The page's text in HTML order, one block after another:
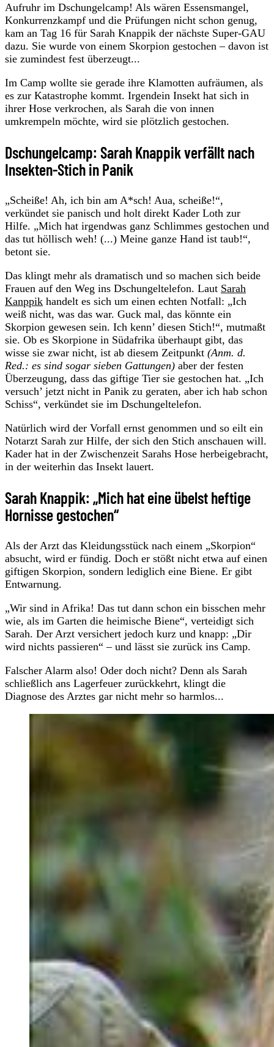
Aufruhr im Dschungelcamp! Als wären Essensmangel,
Konkurrenzkampf und die Prüfungen nicht schon genug,
kam an Tag 16 für Sarah Knappik der nächste Super-GAU
dazu. Sie wurde von einem Skorpion gestochen – davon ist
sie zumindest fest überzeugt...
Im Camp wollte sie gerade ihre Klamotten aufräumen, als
es zur Katastrophe kommt. Irgendein Insekt hat sich in
ihrer Hose verkrochen, als Sarah die von innen
umkrempeln möchte, wird sie plötzlich gestochen.
Dschungelcamp: Sarah Knappik verfällt nach
Insekten-Stich in Panik
„Scheiße! Ah, ich bin am A*sch! Aua, scheiße!“,
verkündet sie panisch und holt direkt Kader Loth zur
Hilfe. „Mich hat irgendwas ganz Schlimmes gestochen und
das tut höllisch weh! (...) Meine ganze Hand ist taub!“,
betont sie.
Das klingt mehr als dramatisch und so machen sich beide
Frauen auf den Weg ins Dschungeltelefon. Laut Sarah
Kanppik handelt es sich um einen echten Notfall: „Ich
weiß nicht, was das war. Guck mal, das könnte ein
Skorpion gewesen sein. Ich kenn’ diesen Stich!“, mutmaßt
sie. Ob es Skorpione in Südafrika überhaupt gibt, das
wisse sie zwar nicht, ist ab diesem Zeitpunkt (Anm. d.
Red.: es sind sogar sieben Gattungen) aber der festen
Überzeugung, dass das giftige Tier sie gestochen hat. „Ich
versuch’ jetzt nicht in Panik zu geraten, aber ich hab schon
Schiss“, verkündet sie im Dschungeltelefon.
Natürlich wird der Vorfall ernst genommen und so eilt ein
Notarzt Sarah zur Hilfe, der sich den Stich anschauen will.
Kader hat in der Zwischenzeit Sarahs Hose herbeigebracht,
in der weiterhin das Insekt lauert.
Sarah Knappik: „Mich hat eine übelst heftige
Hornisse gestochen“
Als der Arzt das Kleidungsstück nach einem „Skorpion“
absucht, wird er fündig. Doch er stößt nicht etwa auf einen
giftigen Skorpion, sondern lediglich eine Biene. Er gibt
Entwarnung.
„Wir sind in Afrika! Das tut dann schon ein bisschen mehr
wie, als im Garten die heimische Biene“, verteidigt sich
Sarah. Der Arzt versichert jedoch kurz und knapp: „Dir
wird nichts passieren“ – und lässt sie zurück ins Camp.
Falscher Alarm also! Oder doch nicht? Denn als Sarah
schließlich ans Lagerfeuer zurückkehrt, klingt die
Diagnose des Arztes gar nicht mehr so harmlos...